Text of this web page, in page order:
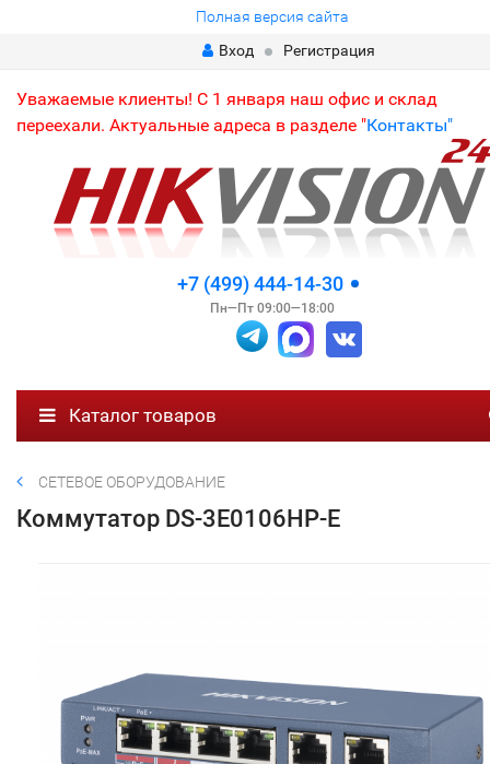
Полная версия сайта
Вход
Регистрация
Уважаемые клиенты! С 1 января наш офис и склад
переехали. Актуальные адреса в разделе "Контакты"
+7 (499) 444-14-30
Пн—Пт 09:00—18:00
Каталог товаров
СЕТЕВОЕ ОБОРУДОВАНИЕ
Коммутатор DS-3E0106HP-E